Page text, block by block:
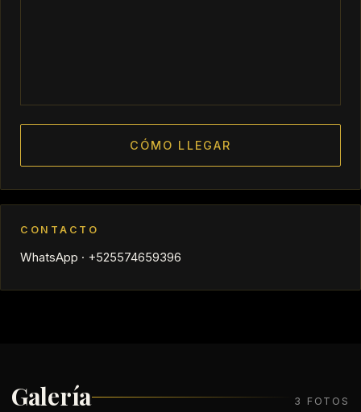
CÓMO LLEGAR
CONTACTO
WhatsApp · +525574659396
Galería 3 FOTOS